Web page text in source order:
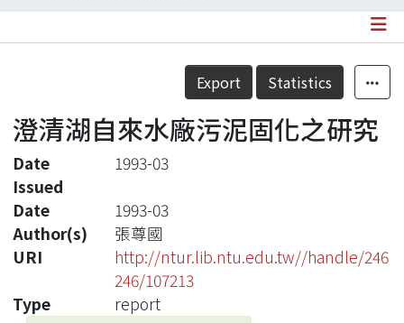
Statistics
Details
Export Statistics
澄清湖自來水廠污泥固化之研究
Date
Issued
1993-03
Date
1993-03
Author(s)
張尊國
URI
http://ntur.lib.ntu.edu.tw//handle/246
246/107213
Type
report